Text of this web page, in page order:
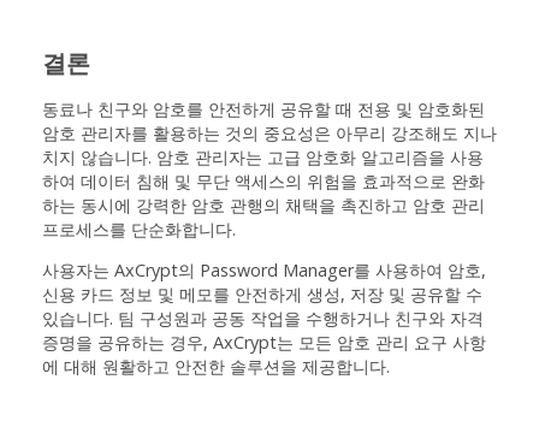
결론
동료나 친구와 암호를 안전하게 공유할 때 전용 및 암호화된
암호 관리자를 활용하는 것의 중요성은 아무리 강조해도 지나
치지 않습니다. 암호 관리자는 고급 암호화 알고리즘을 사용
하여 데이터 침해 및 무단 액세스의 위험을 효과적으로 완화
하는 동시에 강력한 암호 관행의 채택을 촉진하고 암호 관리
프로세스를 단순화합니다.
사용자는 AxCrypt의 Password Manager를 사용하여 암호,
신용 카드 정보 및 메모를 안전하게 생성, 저장 및 공유할 수
있습니다. 팀 구성원과 공동 작업을 수행하거나 친구와 자격
증명을 공유하는 경우, AxCrypt는 모든 암호 관리 요구 사항
에 대해 원활하고 안전한 솔루션을 제공합니다.